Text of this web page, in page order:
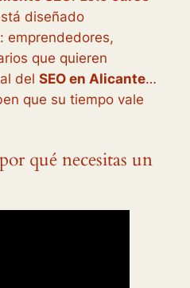
diseñado
emprendedores,
que quieren
del SEO en Alicante…
que su tiempo vale
qué necesitas un